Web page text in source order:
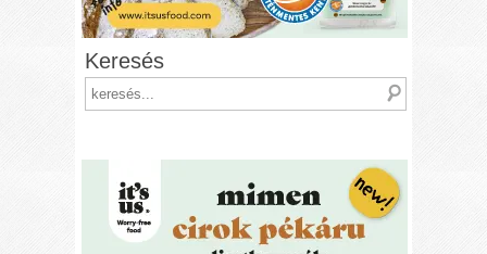
Keresés